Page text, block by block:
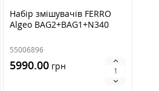
Набір змішувачів FERRO
Algeo BAG2+BAG1+N340
55006896
5990.00 грн